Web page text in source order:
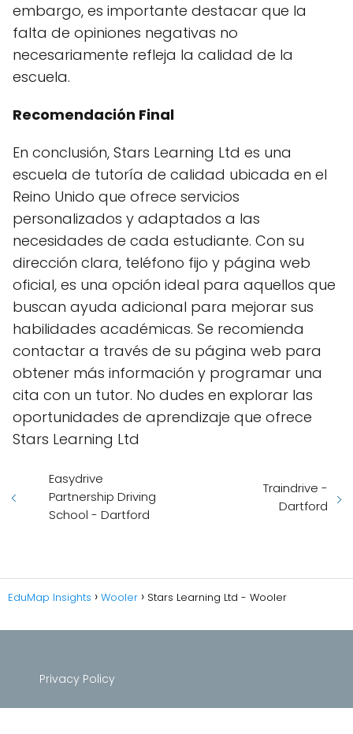
embargo, es importante destacar que la
falta de opiniones negativas no
necesariamente refleja la calidad de la
escuela.
Recomendación Final
En conclusión, Stars Learning Ltd es una
escuela de tutoría de calidad ubicada en el
Reino Unido que ofrece servicios
personalizados y adaptados a las
necesidades de cada estudiante. Con su
dirección clara, teléfono fijo y página web
oficial, es una opción ideal para aquellos que
buscan ayuda adicional para mejorar sus
habilidades académicas. Se recomienda
contactar a través de su página web para
obtener más información y programar una
cita con un tutor. No dudes en explorar las
oportunidades de aprendizaje que ofrece
Stars Learning Ltd
Easydrive
Partnership Driving
School - Dartford
Traindrive -
Dartford
EduMap Insights Wooler Stars Learning Ltd - Wooler
Privacy Policy